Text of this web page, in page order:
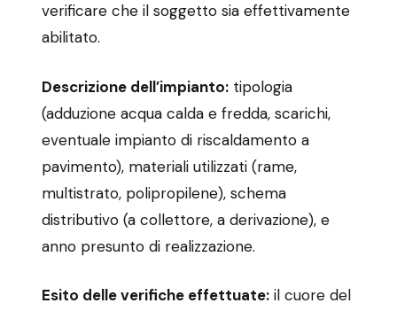
verificare che il soggetto sia effettivamente
abilitato.
Descrizione dell’impianto: tipologia
(adduzione acqua calda e fredda, scarichi,
eventuale impianto di riscaldamento a
pavimento), materiali utilizzati (rame,
multistrato, polipropilene), schema
distributivo (a collettore, a derivazione), e
anno presunto di realizzazione.
Esito delle verifiche effettuate: il cuore del